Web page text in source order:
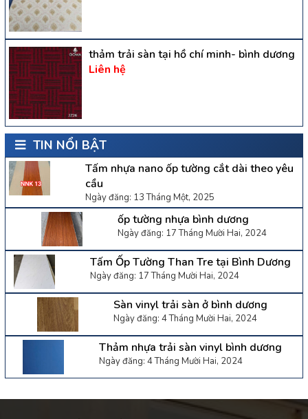
thảm trải sàn tại hồ chí minh- bình dương
Liên hệ
TIN NỔI BẬT
Tấm nhựa nano ốp tường cắt dài theo yêu
cầu
Ngày đăng: 13 Tháng Một, 2025
ốp tường nhựa bình dương
Ngày đăng: 17 Tháng Mười Hai, 2024
Tấm Ốp Tường Than Tre tại Bình Dương
Ngày đăng: 17 Tháng Mười Hai, 2024
Sàn vinyl trải sàn ở bình dương
Ngày đăng: 4 Tháng Mười Hai, 2024
Thảm nhựa trải sàn vinyl bình dương
Ngày đăng: 4 Tháng Mười Hai, 2024